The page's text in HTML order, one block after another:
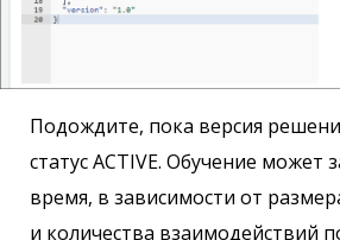
Подождите, пока версия
статус ACTIVE. Обучение может
время, в зависимости от
и количества взаимодействий